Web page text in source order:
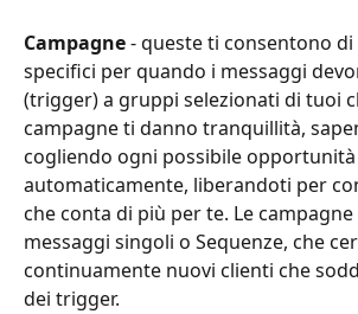
Campagne - queste ti consentono
specifici per quando i messaggi
(trigger) a gruppi selezionati di tuoi
campagne ti danno tranquillità,
cogliendo ogni possibile
automaticamente, liberandoti per
che conta di più per te. Le
messaggi singoli o Sequenze, che
continuamente nuovi clienti che
dei trigger.